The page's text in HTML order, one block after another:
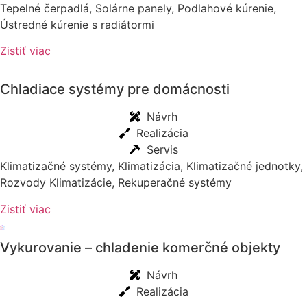
Tepelné čerpadlá, Solárne panely, Podlahové kúrenie,
Ústredné kúrenie s radiátormi
Zistiť viac
Chladiace systémy pre domácnosti
Návrh
Realizácia
Servis
Klimatizačné systémy, Klimatizácia, Klimatizačné jednotky,
Rozvody Klimatizácie, Rekuperačné systémy
Zistiť viac
Vykurovanie – chladenie komerčné objekty
Návrh
Realizácia